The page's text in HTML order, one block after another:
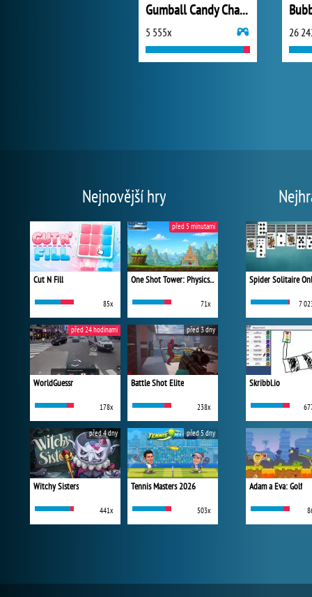
Gumball Candy Chaos
5 555x 26
Nejnovější hry
Cut N Fill
85x
One Shot Tower: Physics Destroyer
71x
před 5 minutami
WorldGuessr
178x
před 24 hodinami
Battle Shot Elite
238x
před 3 dny
Witchy Sisters
441x
před 4 dny
Tennis Masters 2026
503x
před 5 dny
Spider Solitaire
7
Skribbl.io
Adam a Eva: Golf